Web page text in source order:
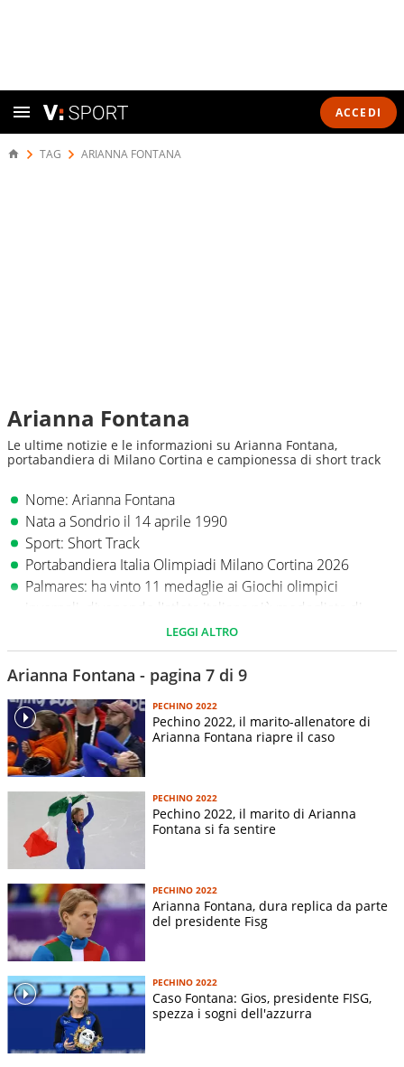
ACCEDI
TAG ARIANNA FONTANA
Arianna Fontana
Le ultime notizie e le informazioni su Arianna Fontana,
portabandiera di Milano Cortina e campionessa di short track
Nome: Arianna Fontana
Nata a Sondrio il 14 aprile 1990
Sport: Short Track
Portabandiera Italia Olimpiadi Milano Cortina 2026
Palmares: ha vinto 11 medaglie ai Giochi olimpici
invernali, divenendo l'atleta italiana più medagliata di
sempre alle Olimpiadi Invernali
LEGGI ALTRO
Arianna Fontana - pagina 7 di 9
PECHINO 2022
Pechino 2022, il marito-allenatore di
Arianna Fontana riapre il caso
PECHINO 2022
Pechino 2022, il marito di Arianna
Fontana si fa sentire
PECHINO 2022
Arianna Fontana, dura replica da parte
del presidente Fisg
PECHINO 2022
Caso Fontana: Gios, presidente FISG,
spezza i sogni dell'azzurra